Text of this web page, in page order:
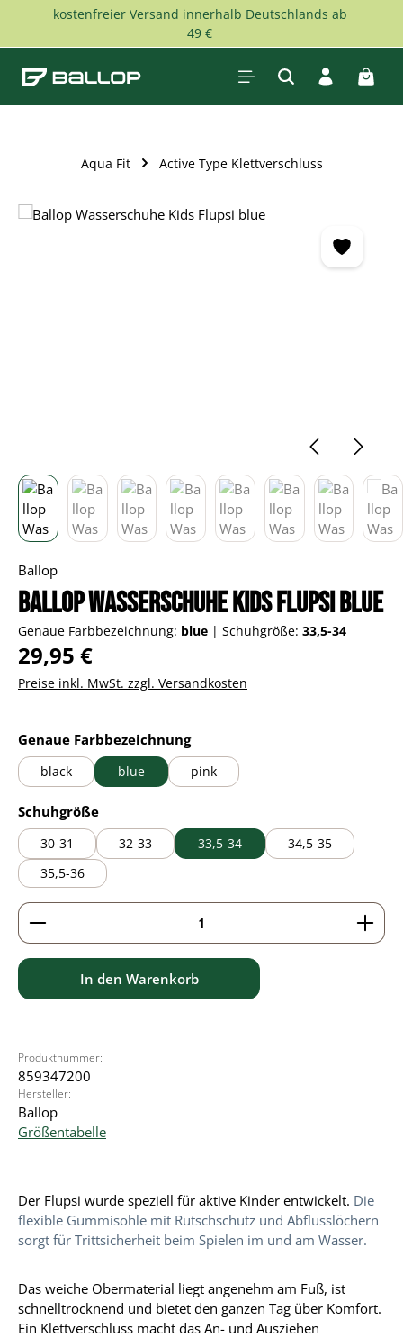
Zum Hauptinhalt springen
kostenfreier Versand innerhalb Deutschlands ab
49 €
Aqua Fit Active Type Klettverschluss
Bildergalerie überspringen
Ballop
Ballop Wasserschuhe Kids Flupsi blue
Genaue Farbbezeichnung: blue | Schuhgröße: 33,5-34
Regulärer Preis:
29,95 €
Preise inkl. MwSt. zzgl. Versandkosten
Genaue Farbbezeichnungauswählen
black blue pink
Schuhgrößeauswählen
30-31 32-33 33,5-34
34,5-35
35,5-36
Produkt Anzahl: Gib den gewünschten Wert ein
In den Warenkorb
Produktnummer:
859347200
Hersteller:
Ballop
Größentabelle
Der Flupsi wurde speziell für aktive Kinder entwickelt. Die
flexible Gummisohle mit Rutschschutz und Abflusslöchern
sorgt für Trittsicherheit beim Spielen im und am Wasser.
Das weiche Obermaterial liegt angenehm am Fuß, ist
schnelltrocknend und bietet den ganzen Tag über Komfort.
Ein Klettverschluss macht das An- und Ausziehen